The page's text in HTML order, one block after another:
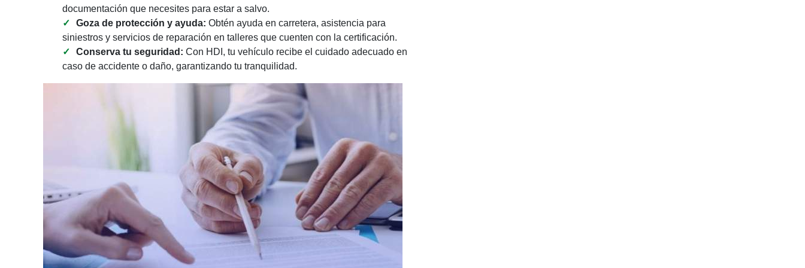
documentación que necesites para estar a salvo.
Goza de protección y ayuda: Obtén ayuda en carretera, asistencia para
siniestros y servicios de reparación en talleres que cuenten con la certificación.
Conserva tu seguridad: Con HDI, tu vehículo recibe el cuidado adecuado en
caso de accidente o daño, garantizando tu tranquilidad.